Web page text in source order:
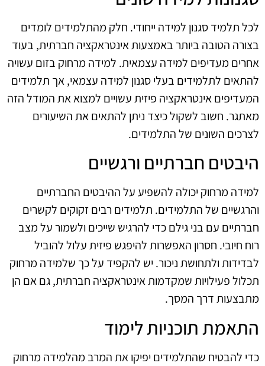
לכל תלמיד סגנון למידה ייחודי. חלק מהתלמידים לומדים
בצורה הטובה ביותר באמצעות אינטראקציה חברתית, בעוד
אחרים מעדיפים למידה עצמאית. למידה מרחוק בזום עשויה
להתאים לתלמידים בעלי סגנון למידה עצמאי, אך תלמידים
המעדיפים אינטראקציה פיזית עשויים למצוא את המודל הזה
מאתגר. חשוב לשקול כיצד ניתן להתאים את השיעורים
לצרכים השונים של התלמידים.
היבטים חברתיים ורגשיים
למידה מרחוק יכולה להשפיע על ההיבטים החברתיים
והרגשיים של התלמידים. תלמידים רבים זקוקים לקשרים
חברתיים עם בני גילם כדי להרגיש שייכים ולשמור על מצב
רוח חיובי. חסרון האפשרות להיפגש פיזית עלול להוביל
לבדידות ולתחושת ניכור. יש להקפיד על כך שלמידה מרחוק
תכלול פעילויות שמקדמות אינטראקציה חברתית, גם אם הן
מתבצעות דרך המסך.
התאמת תוכניות לימוד
כדי להבטיח שהתלמידים יפיקו את המרב מהלמידה מרחוק